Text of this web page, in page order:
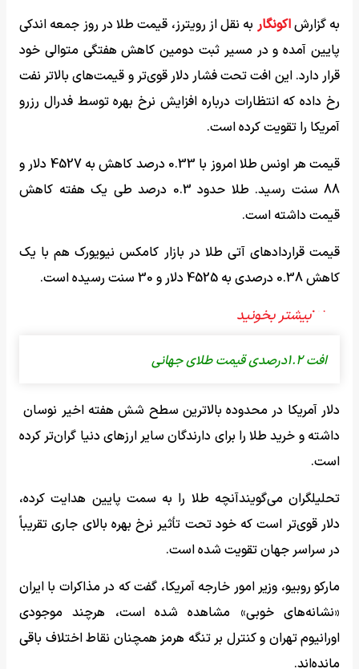
به گزارشاکونگار به نقل از رویترز، قیمت طلا در روز جمعه اندکی
پایین آمده و در مسیر ثبت دومین کاهش هفتگی متوالی خود
قرار دارد. این افت تحت فشار دلار قوی‌تر و قیمت‌های بالاتر نفت
رخ داده که انتظارات درباره افزایش نرخ بهره توسط فدرال رزرو
آمریکا را تقویت کرده است.
قیمت هر اونس طلا امروز با 0.33 درصد کاهش به 4527 دلار و
88 سنت رسید. طلا حدود 0.3 درصد طی یک هفته کاهش
قیمت داشته است.
قیمت قراردادهای آتی طلا در بازار کامکس نیویورک هم با یک
کاهش 0.38 درصدی به 4525 دلار و 30 سنت رسیده است.
افت ۱.۲درصدی قیمت طلای جهانی
دلار آمریکا در محدوده بالاترین سطح شش هفته اخیر نوسان
داشته و خرید طلا را برای دارندگان سایر ارزهای دنیا گران‌تر کرده
است.
تحلیلگران می‌گویندآنچه طلا را به سمت پایین هدایت کرده،
دلار قوی‌تر است که خود تحت تأثیر نرخ بهره بالای جاری تقریباً
در سراسر جهان تقویت شده است.
مارکو روبیو، وزیر امور خارجه آمریکا، گفت که در مذاکرات با ایران
«نشانه‌های خوبی» مشاهده شده است، هرچند موجودی
اورانیوم تهران و کنترل بر تنگه هرمز همچنان نقاط اختلاف باقی
مانده‌اند.